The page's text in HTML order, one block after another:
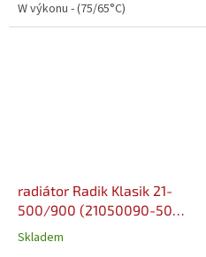
W výkonu - (75/65°C)
radiátor Radik Klasik 21-
500/900 (21050090-50-
0010)
Skladem